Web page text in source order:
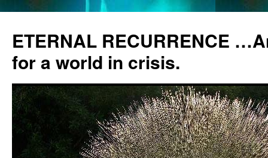
ETERNAL RECURRENCE
for a world in crisis.